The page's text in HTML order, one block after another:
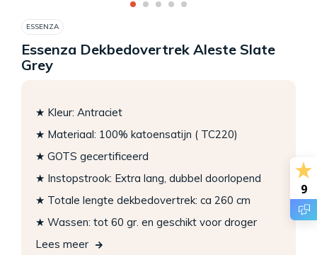
ESSENZA
Essenza Dekbedovertrek Aleste Slate
Grey
★ Kleur: Antraciet
★ Materiaal: 100% katoensatijn ( TC220)
★ GOTS gecertificeerd
★ Instopstrook: Extra lang, dubbel doorlopend
★ Totale lengte dekbedovertrek: ca 260 cm
★ Wassen: tot 60 gr. en geschikt voor droger
Lees meer
9